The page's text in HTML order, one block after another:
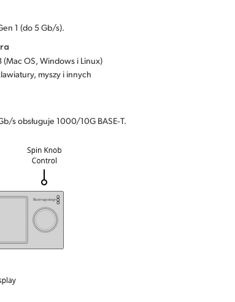
1 (do 5 Gb/s).
OS, Windows i Linux)
myszy i innych
s obsługuje 1000/10G BASE‑T.